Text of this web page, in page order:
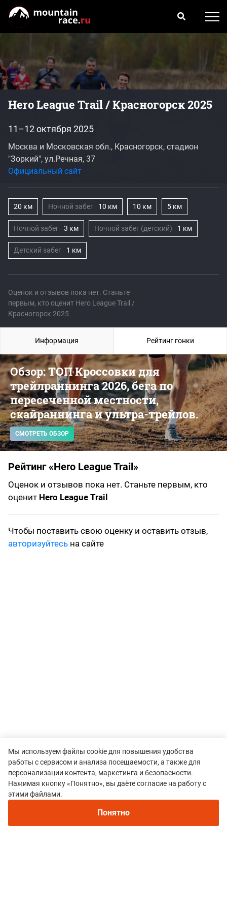
Hero League Trail / Красногорск 2025
Оценок и отзывов пока нет. Станьте
первым, кто оценит Hero League Trail /
Красногорск 2025
11–12 октября 2025
Москва и Московская обл., Красногорск, стадион
"Зоркий", ул.Речная, 37
Официальный сайт
20 км Ночной забег 10 км 10 км 5 км
Ночной забег 3 км Ночной забег (детский) 1 км
Детский забег 1 км
Обзор: ТОП Кроссовки для
трейлраннинга 2026, бега по
пересеченной местности,
скайраннинга и ультра-трейлов.
СМОТРЕТЬ ОБЗОР
Рейтинг «Hero League Trail»
Оценок и отзывов пока нет. Станьте первым, кто
оценит Hero League Trail
Чтобы поставить свою оценку и оставить отзыв,
авторизуйтесь на сайте
Информация Рейтинг гонки
Все гонки
Мы используем файлы cookie для повышения удобства
работы с сервисом и анализа посещаемости, а также для
персонализации контента, маркетинга и безопасности.
Нажимая кнопку «Понятно», вы даёте согласие на работу с
этими файлами.
Понятно